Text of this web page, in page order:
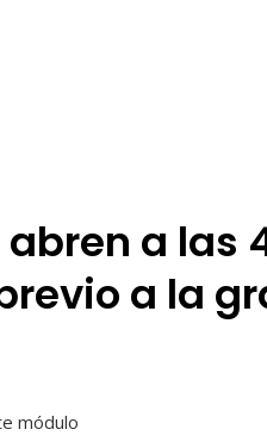
a las
a la
módulo